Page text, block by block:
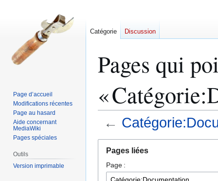
Pages qui
«
←
navigation
recherche
Pages liées
Page :
Catégorie Discussion
Page d’accueil
Modifications récentes
Page au hasard
Aide concernant
MediaWiki
Pages spéciales
Outils
Version imprimable